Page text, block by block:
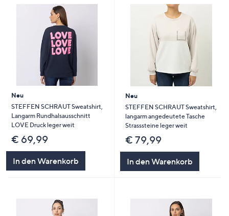
Neu
STEFFEN SCHRAUT Sweatshirt,
Langarm Rundhalsausschnitt
LOVE Druck leger weit
€ 69,99
In den Warenkorb
Neu
STEFFEN SCHRAUT Sweatshirt,
langarm angedeutete Tasche
Strasssteine leger weit
€ 79,99
In den Warenkorb